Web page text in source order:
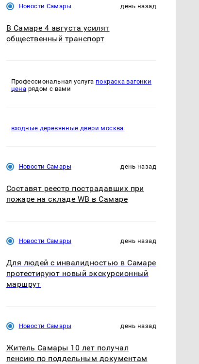
В магазинах России
продукта: что купить?
полицейскую
подожгли.
Новости Самары день назад
В Самаре 4 августа усилят
общественный транспорт
Профессиональная услуга покраска вагонки
цена рядом с вами
входные деревянные двери москва
Новости Самары день назад
Составят реестр пострадавших при
пожаре на складе WB в Самаре
Новости Самары день назад
Для людей с инвалидностью в Самаре
протестируют новый экскурсионный
маршрут
Новости Самары день назад
Житель Самары 10 лет получал
пенсию по поддельным документам